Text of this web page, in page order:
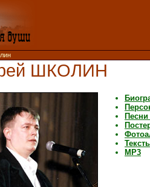
ШКОЛИН
MP3